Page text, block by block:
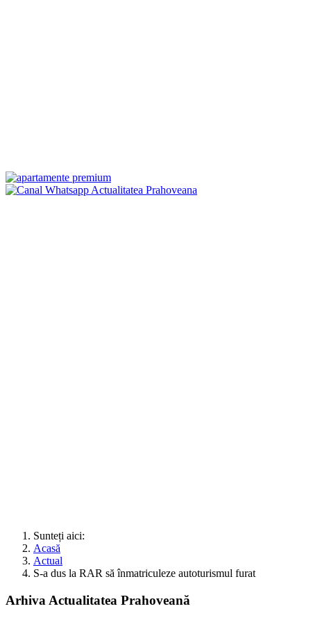
Sunteți aici:
Acasă
Actual
S-a dus la RAR să înmatriculeze autoturismul furat
Arhiva Actualitatea Prahoveană